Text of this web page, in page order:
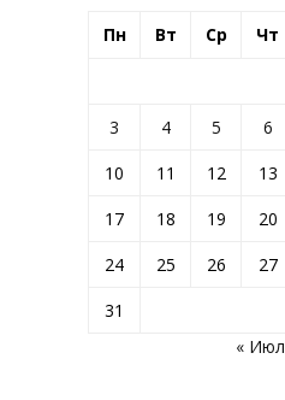
Пн Вт Ср Чт
3
4 5 6
10
11 12 13
17
18 19 20
24
25 26 27
31
« Июл